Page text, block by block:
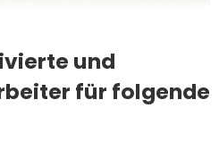
und
für folgende